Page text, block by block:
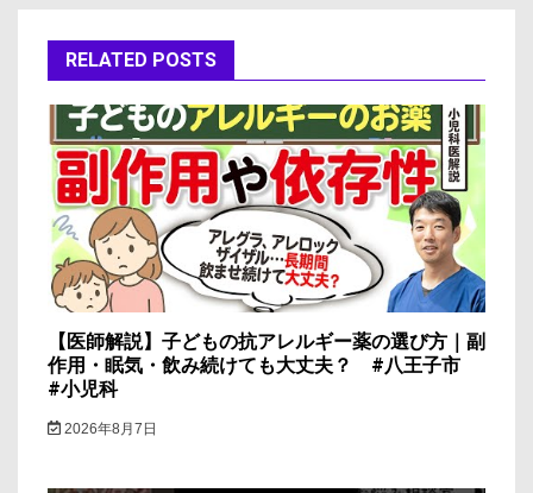
ゲ
ー
シ
ョ
ン
RELATED POSTS
【医師解説】子どもの抗アレルギー薬の選び方｜副
作用・眠気・飲み続けても大丈夫？ #八王子市
#小児科
2026年8月7日